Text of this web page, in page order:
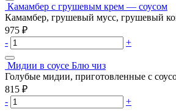
Камамбер с грушевым крем — соусом
Камамбер, грушевый мусс, грушевый
975 ₽
-
+
Мидии в соусе Блю чиз
Голубые мидии, приготовленные с
815 ₽
-
+